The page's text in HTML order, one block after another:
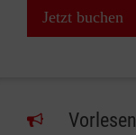
Jetzt buchen
Vorlesen